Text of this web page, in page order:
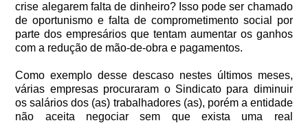
crise alegarem falta de dinheiro? Isso pode ser chamado
de oportunismo e falta de comprometimento social por
parte dos empresários que tentam aumentar os ganhos
com a redução de mão-de-obra e pagamentos.
Como exemplo desse descaso nestes últimos meses,
várias empresas procuraram o Sindicato para diminuir
os salários dos (as) trabalhadores (as), porém a entidade
não aceita negociar sem que exista uma real